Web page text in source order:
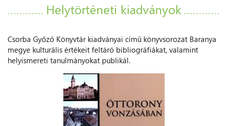
Helytörténeti kiadványok
Csorba Győző Könyvtár kiadványai című könyvsorozat Baranya
megye kulturális értékeit feltáró bibliográfiákat, valamint
helyismereti tanulmányokat publikál.